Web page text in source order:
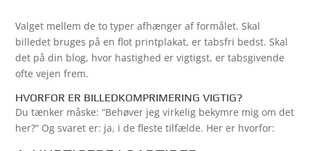
Valget mellem de to typer afhænger af formålet. Skal
billedet bruges på en flot printplakat, er tabsfri bedst. Skal
det på din blog, hvor hastighed er vigtigst, er tabsgivende
ofte vejen frem.
HVORFOR ER BILLEDKOMPRIMERING VIGTIG?
Du tænker måske: “Behøver jeg virkelig bekymre mig om det
her?” Og svaret er: ja, i de fleste tilfælde. Her er hvorfor: